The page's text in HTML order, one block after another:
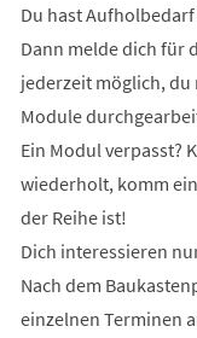
Du hast
Dann melde dich für
jederzeit möglich, du
Module
Ein Modul verpasst?
wiederholt, komm
der Reihe ist!
Dich interessieren
Nach dem
einzelnen Terminen